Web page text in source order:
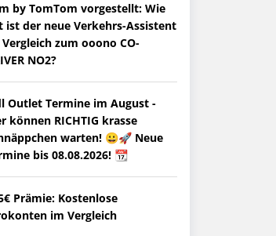
by TomTom vorgestellt: Wie
ist der neue Verkehrs-Assistent
zum ooono CO-
NO2?
Outlet Termine im August -
können RICHTIG krasse
warten! 😀🚀 Neue
bis 08.08.2026! 📆
Prämie: Kostenlose
im Vergleich